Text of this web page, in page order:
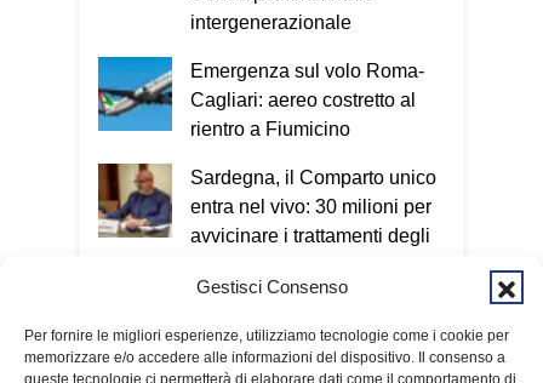
Gestisci Consenso
Per fornire le migliori esperienze, utilizziamo tecnologie come i cookie per
memorizzare e/o accedere alle informazioni del dispositivo. Il consenso a
queste tecnologie ci permetterà di elaborare dati come il comportamento di
truffe arrivano sempre più spesso
Esatto. Oggi il criminale non ha più un
volto e può colpire in qualsiasi
momento. Nel Vademecum non uso
termini tecnici, perché quello che conta
è capire il meccanismo: qualunque sia il
metodo utilizzato, l’obiettivo è sempre
entrare nella nostra vita e ottenere
denaro o informazioni personali. Per
gratuitamente il Vademecum dal sito
www.infotruffe.com, a condividerlo e a
intergenerazionale
Emergenza sul volo Roma-
Cagliari: aereo costretto al
rientro a Fiumicino
Sardegna, il Comparto unico
entra nel vivo: 30 milioni per
avvicinare i trattamenti degli
bastonate in viale
Sant’Avendrace